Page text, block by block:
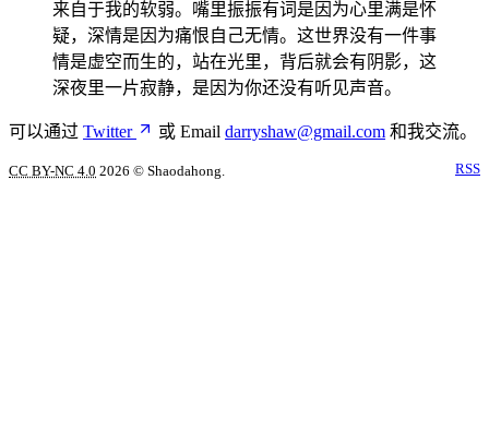
来自于我的软弱。嘴里振振有词是因为心里满是怀
疑，深情是因为痛恨自己无情。这世界没有一件事
情是虚空而生的，站在光里，背后就会有阴影，这
深夜里一片寂静，是因为你还没有听见声音。
可以通过 Twitter 或 Email darryshaw@gmail.com 和我交流。
CC BY-NC 4.0 2026 © Shaodahong. RSS